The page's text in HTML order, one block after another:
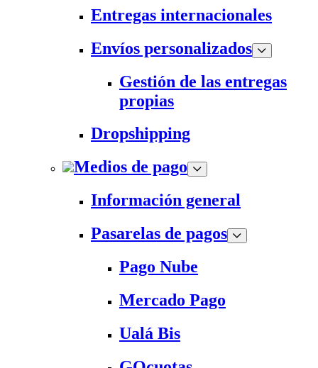
Entregas internacionales
Envíos personalizados
Gestión de las entregas
propias
Dropshipping
Medios de pago
Información general
Pasarelas de pagos
Pago Nube
Mercado Pago
Ualá Bis